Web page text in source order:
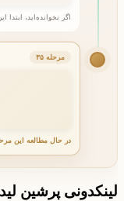
اگر نخوانده‌اید، ابتدا
مرحله ۳۵
در حال مطالعه این
لینکدونی پرشین